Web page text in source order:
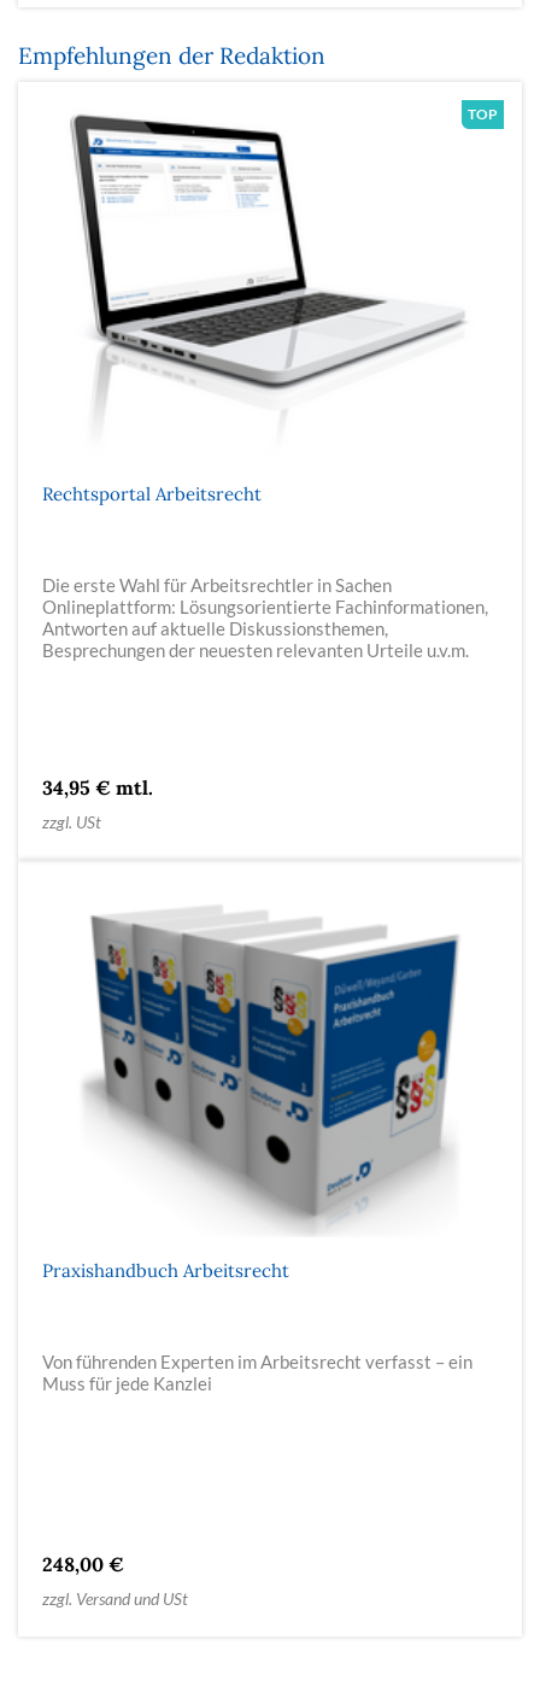
Empfehlungen der Redaktion
Rechtsportal Arbeitsrecht
Die erste Wahl für Arbeitsrechtler in Sachen
Onlineplattform: Lösungsorientierte Fachinformationen,
Antworten auf aktuelle Diskussionsthemen,
Besprechungen der neuesten relevanten Urteile u.v.m.
34,95 € mtl.
zzgl. USt
Praxishandbuch Arbeitsrecht
Von führenden Experten im Arbeitsrecht verfasst – ein
Muss für jede Kanzlei
248,00 €
zzgl. Versand und USt